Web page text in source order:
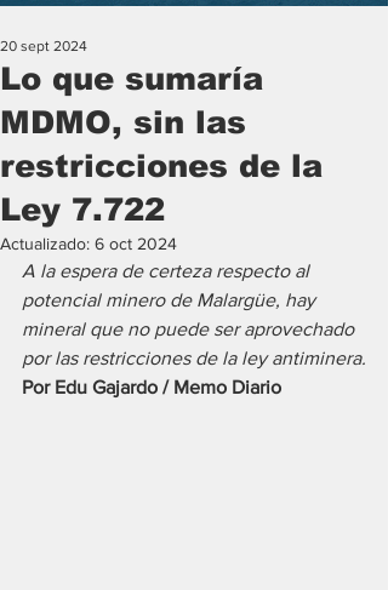
Lo que sumaría
MDMO, sin las
restricciones de la
Ley 7.722
20 sept 2024
Actualizado: 6 oct 2024
A la espera de certeza respecto al
potencial minero de Malargüe, hay
mineral que no puede ser aprovechado
por las restricciones de la ley antiminera.
Por Edu Gajardo / Memo Diario